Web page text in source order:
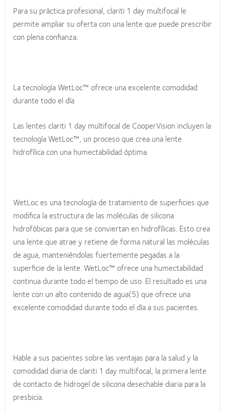
Para su práctica profesional, clariti 1 day multifocal le
permite ampliar su oferta con una lente que puede prescribir
con plena confianza.
La tecnología WetLoc™ ofrece una excelente comodidad
durante todo el día
Las lentes clariti 1 day multifocal de CooperVision incluyen la
tecnología WetLoc™, un proceso que crea una lente
hidrofílica con una humectabilidad óptima.
WetLoc es una tecnología de tratamiento de superficies que
modifica la estructura de las moléculas de silicona
hidrofóbicas para que se conviertan en hidrofílicas. Esto crea
una lente que atrae y retiene de forma natural las moléculas
de agua, manteniéndolas fuertemente pegadas a la
superficie de la lente. WetLoc™ ofrece una humectabilidad
continua durante todo el tiempo de uso. El resultado es una
lente con un alto contenido de agua(5) que ofrece una
excelente comodidad durante todo el día a sus pacientes.
Hable a sus pacientes sobre las ventajas para la salud y la
comodidad diaria de clariti 1 day multifocal, la primera lente
de contacto de hidrogel de silicona desechable diaria para la
presbicia.